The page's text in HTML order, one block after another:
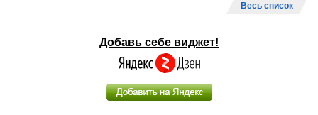
Весь список
Добавь себе виджет!